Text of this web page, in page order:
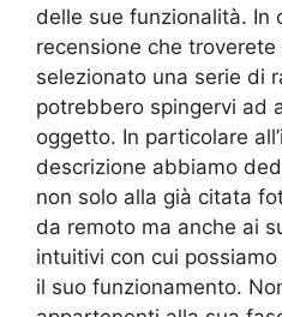
delle sue funzionalità. In
recensione che
selezionato una serie di
potrebbero spingervi ad
oggetto. In particolare
descrizione abbiamo
non solo alla già citata
da remoto ma anche ai
intuitivi con cui
il suo funzionamento.